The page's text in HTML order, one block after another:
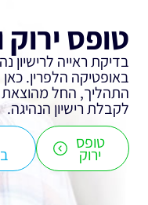
טופס ירוק
בדיקת ראייה לרישיון
באופטיקה הלפרין.
התהליך, החל מהוצאת
לקבלת רישיון הנהיגה.
טופס
ירוק